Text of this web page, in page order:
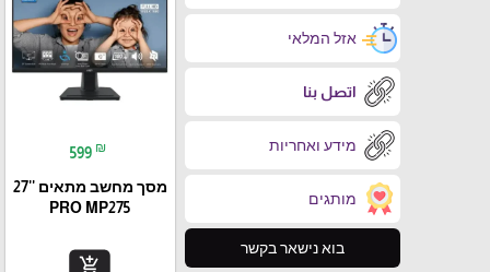
אזל המלאי
اتصل بنا
מידע ואחריות
מותגים
בוא נישאר בקשר
599 ₪
מסך מחשב מתאים ''27
PRO MP275
add_shopping_cart